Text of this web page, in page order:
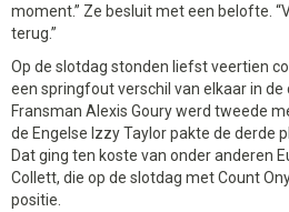
moment.” Ze besluit met een belofte.
terug.”
Op de slotdag stonden liefst veertien
een springfout verschil van elkaar in de
Fransman Alexis Goury werd tweede
de Engelse Izzy Taylor pakte de derde
Dat ging ten koste van onder anderen
Collett, die op de slotdag met Count
positie.